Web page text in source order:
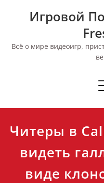
Игровой
Всё о мире видеоигр,
Читеры в
видеть
виде